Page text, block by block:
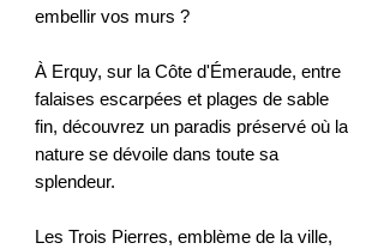
embellir vos murs ?
À Erquy, sur la Côte d'Émeraude, entre
falaises escarpées et plages de sable
fin, découvrez un paradis préservé où la
nature se dévoile dans toute sa
splendeur.
Les Trois Pierres, emblème de la ville,